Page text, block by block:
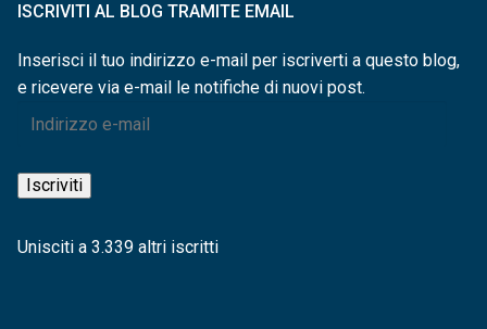
ISCRIVITI AL BLOG TRAMITE EMAIL
Inserisci il tuo indirizzo e-mail per iscriverti a questo blog,
e ricevere via e-mail le notifiche di nuovi post.
Indirizzo
mail
Iscriviti
Unisciti a 3.339 altri iscritti